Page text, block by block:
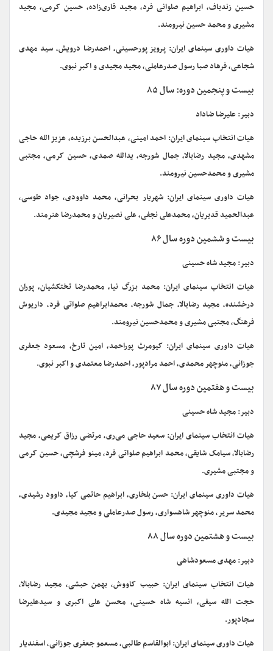
حسین زندباف، ابراهیم صلوانی فرد، مجید قاری‌زاده، حسین کرمی، مجید
مشیری و محمد حسین نیرومند.
هیات داوری سینمای ایران: پرویز پورحسینی، احمدرضا درویش، سید مهدی
شجاعی، فرهاد صبا رسول صدرعاملی، مجید مجیدی و اکبر نبوی.
بیست و پنجمین دوره: سال ۸۵
دبیر: علیرضا ضاداد
هیات انتخاب سینمای ایران: احمد امینی، عبدالحسن برزیده، عزیز الله حاجی
مشهدی، مجید رضابالا، جمال شورجه، یدالله صمدی، حسین کرمی، مجتبی
مشیری و محمدحسین نیرومند.
هیات داوری سینمای ایران: شهریار بحرانی، محمد داوودی، جواد طوسی،
عبدالحمید قدیریان، محمدعلی نجفی، علی نصیریان و محمدرضا هنرمند.
بیست و ششمین دوره سال ۸۶
دبیر: مجید شاه حسینی
هیات انتخاب سینمای ایران: محمد بزرگ نیا، محمدرضا تختکشیان، پوران
درخشنده، مجید رضابالا، جمال شورجه، محمدابراهیم صلواتی فرد، داریوش
فرهنگ، مجتبی مشیری و محمدحسین نیرومند.
هیات داوری سینمای ایران: کیومرث پوراحمد، امین تارخ، مسعود جعفری
جوزانی، منوچهر محمدی، احمد مرادپور، احمدرضا معتمدی و اکبر نبوی.
بیست و هفتمین دوره سال ۸۷
دبیر: مجید شاه حسینی
هیات انتخاب سینمای ایران: سعید حاجی می‌ری، مرتضی رزاق کریمی، مجید
رضابالا، سیامک شایقی، محمد ابراهیم صلواتی فرد، مینو فرشچی، حسین کرمی
و مجتبی مشیری.
هیات داوری سینمای ایران: حسن بلخاری، ابراهیم حاتمی کیا، داوود رشیدی،
محمد سریر، منوچهر شاهسواری، رسول صدرعاملی و مجید مجیدی.
بیست و هشتمین دوره سال ۸۸
دبیر: مهدی مسعودشاهی
هیات انتخاب سینمای ایران: حبیب کاووش، بهمن حبشی، مجید رضابالا،
حجت الله سیفی، انسیه شاه حسینی، محسن علی اکبری و سیدعلیرضا
سجادپور.
هیات داوری سینمای ایران: ابوالقاسم طالبی، مسعمو جعفری جوزانی، اسفندیار